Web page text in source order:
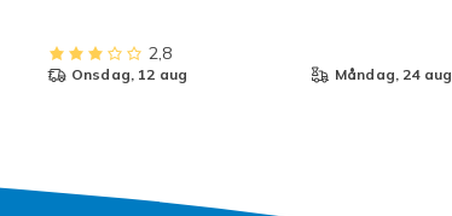
2,8
onsdag, 12 aug måndag, 24 aug